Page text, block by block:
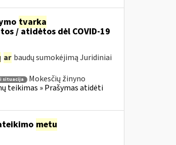
tvarka
/ atidėtos dėl COVID-19
ar baudų sumokėjimą Juridiniai
situacija
Mokesčių žinyno
teikimas » Prašymas atidėti
metu